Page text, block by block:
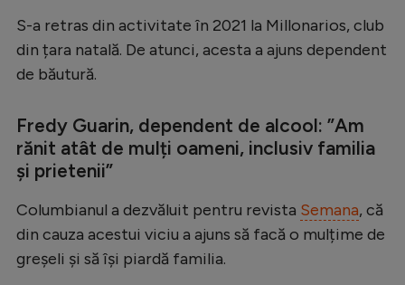
Intră în cont
S-a retras din activitate în 2021 la Millonarios, club
din țara natală. De atunci, acesta a ajuns dependent
de băutură.
Fredy Guarin, dependent de alcool: ”Am
rănit atât de mulți oameni, inclusiv familia
și prietenii”
Columbianul a dezvăluit pentru revista Semana, că
din cauza acestui viciu a ajuns să facă o mulțime de
greșeli și să își piardă familia.